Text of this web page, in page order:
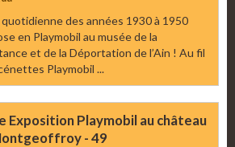
quotidienne des années 1930 à 1950
en Playmobil au musée de la
et de la Déportation de l’Ain ! Au fil
Playmobil ...
Exposition Playmobil au château
- 49